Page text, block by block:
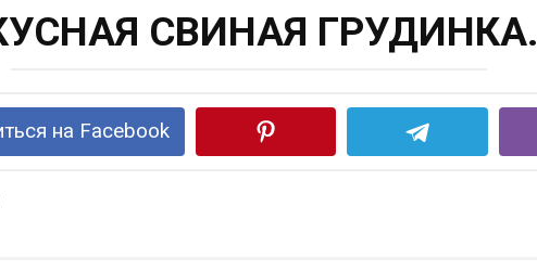
СВИНАЯ ГРУДИНКА.
на Facebook